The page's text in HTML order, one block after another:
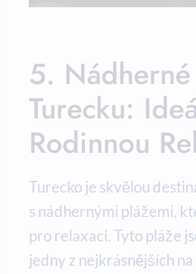
5.
Turecku:
Rodinnou
Turecko je skvělou
s nádhernými plážemi,
pro relaxaci. Tyto pláže
jedny z nejkrásnějších